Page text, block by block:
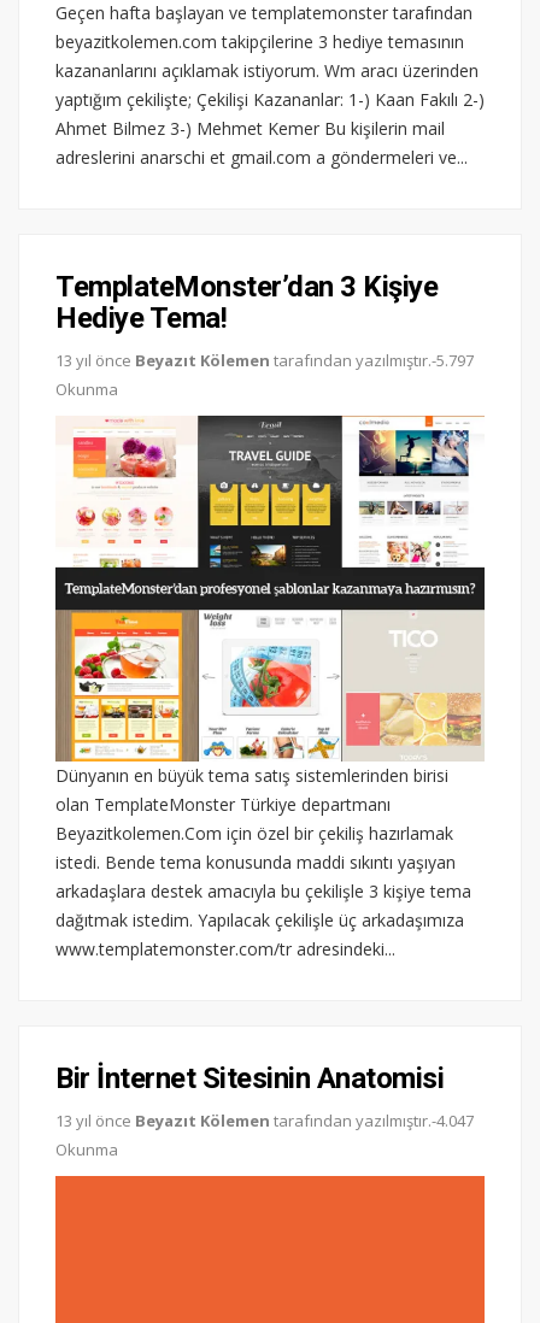
Geçen hafta başlayan ve templatemonster tarafından
beyazitkolemen.com takipçilerine 3 hediye temasının
kazananlarını açıklamak istiyorum. Wm aracı üzerinden
yaptığım çekilişte; Çekilişi Kazananlar: 1-) Kaan Fakılı 2-)
Ahmet Bilmez 3-) Mehmet Kemer Bu kişilerin mail
adreslerini anarschi et gmail.com a göndermeleri ve...
TemplateMonster’dan 3 Kişiye
Hediye Tema!
13 yıl önce Beyazıt Kölemen tarafından yazılmıştır.-5.797
Okunma
Dünyanın en büyük tema satış sistemlerinden birisi
olan TemplateMonster Türkiye departmanı
Beyazitkolemen.Com için özel bir çekiliş hazırlamak
istedi. Bende tema konusunda maddi sıkıntı yaşıyan
arkadaşlara destek amacıyla bu çekilişle 3 kişiye tema
dağıtmak istedim. Yapılacak çekilişle üç arkadaşımıza
www.templatemonster.com/tr adresindeki...
Bir İnternet Sitesinin Anatomisi
13 yıl önce Beyazıt Kölemen tarafından yazılmıştır.-4.047
Okunma